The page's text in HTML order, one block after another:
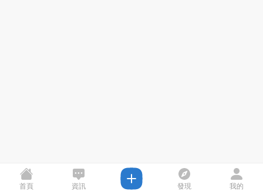
首頁 資訊 發現 我的